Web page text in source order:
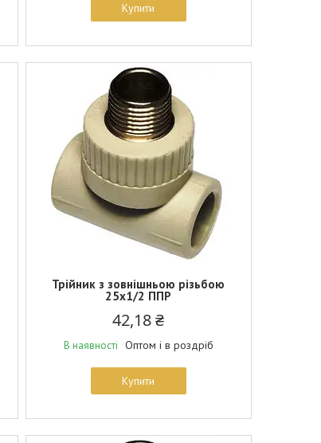
Купити
Трійник з зовнішньою різьбою
25х1/2 ППР
42,18 ₴
В наявності Оптом і в роздріб
Купити